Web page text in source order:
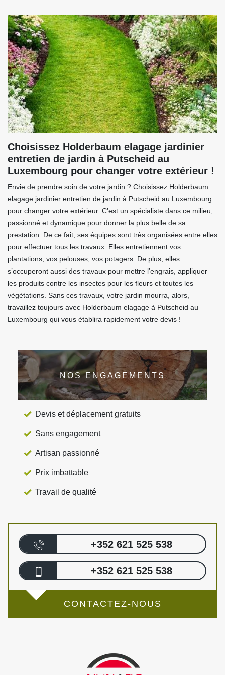
Choisissez Holderbaum elagage jardinier
entretien de jardin à Putscheid au
Luxembourg pour changer votre extérieur !
Envie de prendre soin de votre jardin ? Choisissez Holderbaum
elagage jardinier entretien de jardin à Putscheid au Luxembourg
pour changer votre extérieur. C’est un spécialiste dans ce milieu,
passionné et dynamique pour donner la plus belle de sa
prestation. De ce fait, ses équipes sont très organisées entre elles
pour effectuer tous les travaux. Elles entretiennent vos
plantations, vos pelouses, vos potagers. De plus, elles
s’occuperont aussi des travaux pour mettre l’engrais, appliquer
les produits contre les insectes pour les fleurs et toutes les
végétations. Sans ces travaux, votre jardin mourra, alors,
travaillez toujours avec Holderbaum elagage à Putscheid au
Luxembourg qui vous établira rapidement votre devis !
NOS ENGAGEMENTS
Devis et déplacement gratuits
Sans engagement
Artisan passionné
Prix imbattable
Travail de qualité
+352 621 525 538
+352 621 525 538
CONTACTEZ-NOUS